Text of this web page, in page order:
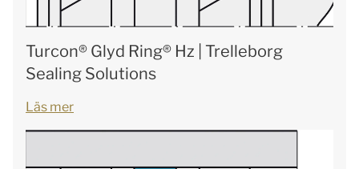
Turcon® Glyd Ring® Hz | Trelleborg
Sealing Solutions
Läs mer